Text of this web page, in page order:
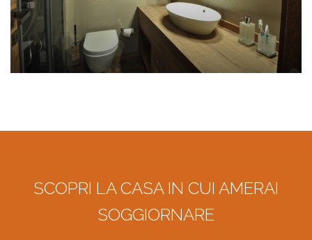
SCOPRI LA CASA IN CUI AMERAI
SOGGIORNARE